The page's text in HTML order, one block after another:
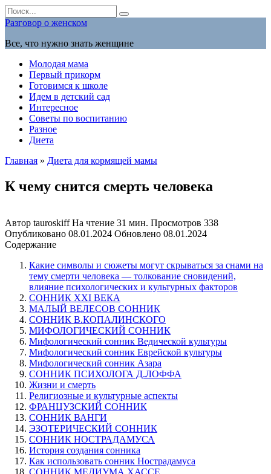
Перейти
к
содержанию
Search
for:
Разговор о женском
Все, что нужно знать женщине
Молодая мама
Первый прикорм
Готовимся к школе
Идем в детский сад
Интересное
Советы по воспитанию
Разное
Диета
Главная » Диета для кормящей мамы
К чему снится смерть человека
Автор tauroskiff На чтение 31 мин. Просмотров 338
Опубликовано 08.01.2024 Обновлено 08.01.2024
Содержание
Какие символы и сюжеты могут скрываться за снами на
тему смерти человека — толкование сновидений,
влияние психологических и культурных факторов
СОННИК XXI ВЕКА
МАЛЫЙ ВЕЛЕСОВ СОННИК
СОННИК В.КОПАЛИНСКОГО
МИФОЛОГИЧЕСКИЙ СОННИК
Мифологический сонник Ведической культуры
Мифологический сонник Еврейской культуры
Мифологический сонник Азара
СОННИК ПСИХОЛОГА Д.ЛОФФА
Жизни и смерть
Религиозные и культурные аспекты
ФРАНЦУЗСКИЙ СОННИК
СОННИК ВАНГИ
ЭЗОТЕРИЧЕСКИЙ СОННИК
СОННИК НОСТРАДАМУСА
История создания сонника
Как использовать сонник Нострадамуса
СОННИК МЕДИУМА ХАССЕ